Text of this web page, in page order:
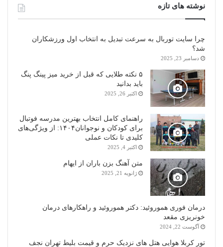
نوشته های تازه
چرا سایت توربال به ‌سرعت تبدیل به انتخاب اول ورزشکاران
شد؟
دسامبر 23, 2025
۵ نکته طلایی که قبل از خرید میز پینگ پنگ
باید بدانید
اکتبر 26, 2025
راهنمای کامل انتخاب بهترین مدرسه فوتبال
برای کودکان و نوجوانان۱۴۰۴: از ویژگی‌های
کلیدی تا نکات عملی
اکتبر 4, 2025
متن آهنگ بزن باران از ایهام
ژانویه 21, 2025
درمان فوری هموروئید: دکتر هموروئید و راهکارهای درمان
خونریزی مقعد
آگوست 22, 2024
تور کربلا هوایی هتل های نزدیک حرم و قیمت بلیط تهران نجف